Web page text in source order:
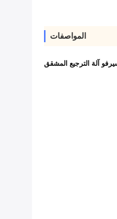
المواصفات
آلة الترجيع المشقق